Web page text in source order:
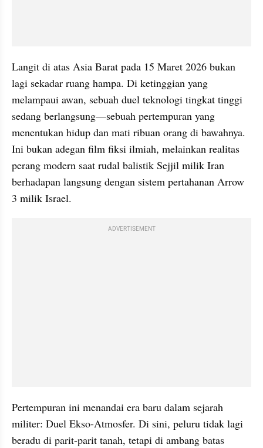
Langit di atas Asia Barat pada 15 Maret 2026 bukan
lagi sekadar ruang hampa. Di ketinggian yang
melampaui awan, sebuah duel teknologi tingkat tinggi
sedang berlangsung—sebuah pertempuran yang
menentukan hidup dan mati ribuan orang di bawahnya.
Ini bukan adegan film fiksi ilmiah, melainkan realitas
perang modern saat rudal balistik Sejjil milik Iran
berhadapan langsung dengan sistem pertahanan Arrow
3 milik Israel.
ADVERTISEMENT
Pertempuran ini menandai era baru dalam sejarah
militer: Duel Ekso-Atmosfer. Di sini, peluru tidak lagi
beradu di parit-parit tanah, tetapi di ambang batas